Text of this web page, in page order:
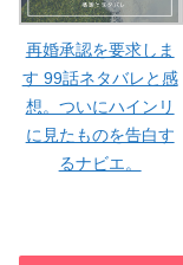
再婚承認を要求しま
す 99話ネタバレと感
想。ついにハインリ
に見たものを告白す
るナビエ。